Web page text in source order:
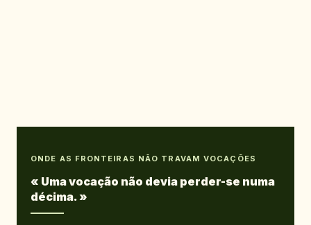
ONDE AS FRONTEIRAS NÃO TRAVAM VOCAÇÕES
« Uma vocação não devia perder-se numa
décima.»